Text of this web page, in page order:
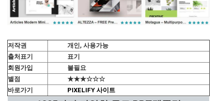
저작권
개인, 사용가능
출처표기
표기
회원가입
불필요
별점
★★★☆☆☆
바로가기
PIXELIFY 사이트